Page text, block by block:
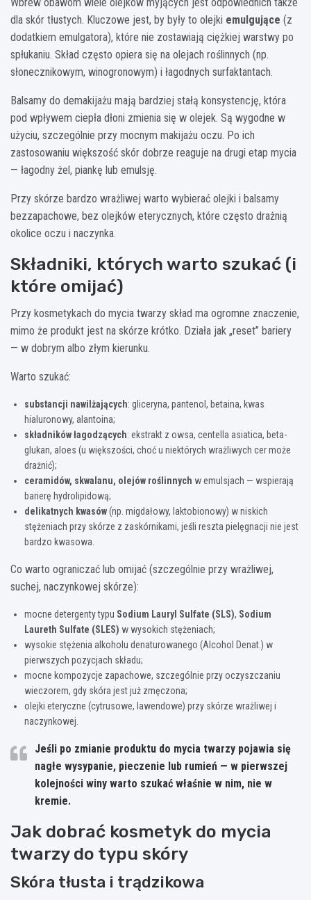
dla skór tłustych. Kluczowe jest, by były to olejki emulgujące (z
dodatkiem emulgatora), które nie zostawiają ciężkiej warstwy po
spłukaniu. Skład często opiera się na olejach roślinnych (np.
słonecznikowym, winogronowym) i łagodnych surfaktantach.
Balsamy do demakijażu mają bardziej stałą konsystencję, która
pod wpływem ciepła dłoni zmienia się w olejek. Są wygodne w
użyciu, szczególnie przy mocnym makijażu oczu. Po ich
zastosowaniu większość skór dobrze reaguje na drugi etap mycia
— łagodny żel, piankę lub emulsję.
Przy skórze bardzo wrażliwej warto wybierać olejki i balsamy
bezzapachowe, bez olejków eterycznych, które często drażnią
okolice oczu i naczynka.
Składniki, których warto szukać (i
które omijać)
Przy kosmetykach do mycia twarzy skład ma ogromne znaczenie,
mimo że produkt jest na skórze krótko. Działa jak „reset” bariery
— w dobrym albo złym kierunku.
Warto szukać:
substancji nawilżających: gliceryna, pantenol, betaina, kwas
hialuronowy, alantoina;
składników łagodzących: ekstrakt z owsa, centella asiatica, beta-
glukan, aloes (u większości, choć u niektórych wrażliwych cer może
drażnić);
ceramidów, skwalanu, olejów roślinnych w emulsjach — wspierają
barierę hydrolipidową;
delikatnych kwasów(np. migdałowy, laktobionowy) w niskich
stężeniach przy skórze z zaskórnikami, jeśli reszta pielęgnacji nie jest
bardzo kwasowa.
Co warto ograniczać lub omijać (szczególnie przy wrażliwej,
suchej, naczynkowej skórze):
mocne detergenty typu Sodium Lauryl Sulfate (SLS), Sodium
Laureth Sulfate (SLES) w wysokich stężeniach;
wysokie stężenia alkoholu denaturowanego (Alcohol Denat.) w
pierwszych pozycjach składu;
mocne kompozycje zapachowe, szczególnie przy oczyszczaniu
wieczorem, gdy skóra jest już zmęczona;
olejki eteryczne (cytrusowe, lawendowe) przy skórze wrażliwej i
naczynkowej.
Jeśli po zmianie produktu do mycia twarzy pojawia się
nagłe wysypanie, pieczenie lub rumień — w pierwszej
kolejności winy warto szukać właśnie w nim, nie w
kremie.
Jak dobrać kosmetyk do mycia
twarzy do typu skóry
Skóra tłusta i trądzikowa